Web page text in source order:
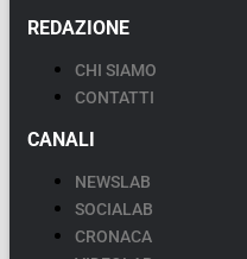
REDAZIONE
CHI SIAMO
CONTATTI
CANALI
NEWSLAB
SOCIALAB
CRONACA